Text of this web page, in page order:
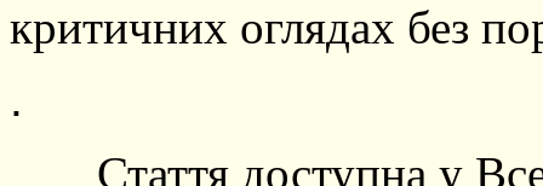
критичних оглядах без
.
Стаття доступна у